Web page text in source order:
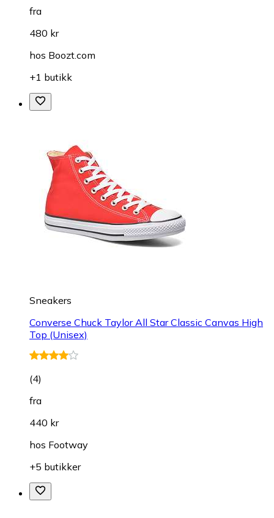
fra
480 kr
hos Boozt.com
+1 butikk
Sneakers
Converse Chuck Taylor All Star Classic Canvas High
Top (Unisex)
(4)
fra
440 kr
hos Footway
+5 butikker